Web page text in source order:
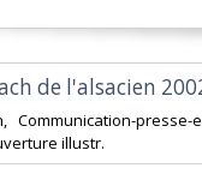
de l'alsacien
Communication-
illustr.‎